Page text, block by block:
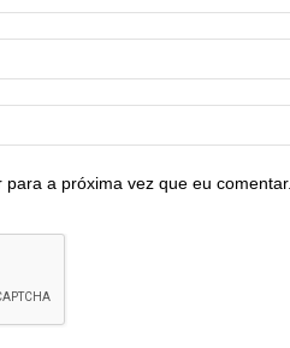
a próxima vez que eu comentar.